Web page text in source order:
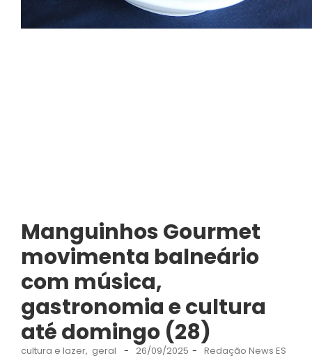
Manguinhos Gourmet
movimenta balneário
com música,
gastronomia e cultura
até domingo (28)
cultura e lazer, geral - 26/09/2025 - Redação News ES